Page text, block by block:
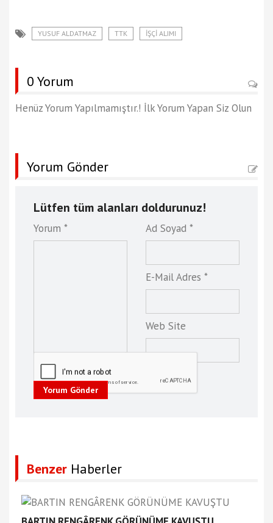
YUSUF ALDATMAZ TTK İŞÇİ ALIMI
0 Yorum
Henüz Yorum Yapılmamıştır.! İlk Yorum Yapan Siz Olun
Yorum Gönder
Lütfen tüm alanları doldurunuz!
Yorum * Ad Soyad *
E-Mail Adres *
Web Site
Yorum Gönder
Benzer Haberler